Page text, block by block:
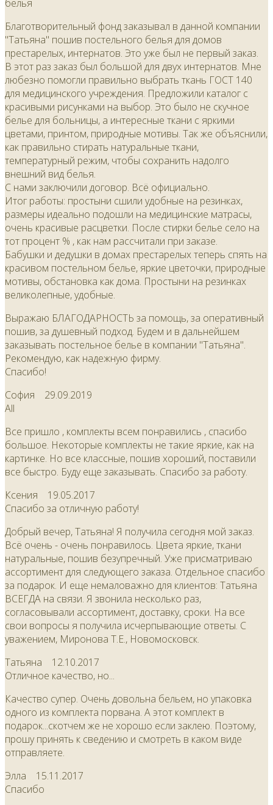
белья
Благотворительный фонд заказывал в данной компании
"Татьяна" пошив постельного белья для домов
престарелых, интернатов. Это уже был не первый заказ.
В этот раз заказ был большой для двух интернатов. Мне
любезно помогли правильно выбрать ткань ГОСТ 140
для медицинского учреждения. Предложили каталог с
красивыми рисунками на выбор. Это было не скучное
белье для больницы, а интересные ткани с яркими
цветами, принтом, природные мотивы. Так же объяснили,
как правильно стирать натуральные ткани,
температурный режим, чтобы сохранить надолго
внешний вид белья.
С нами заключили договор. Всё официально.
Итог работы: простыни сшили удобные на резинках,
размеры идеально подошли на медицинские матрасы,
очень красивые расцветки. После стирки белье село на
тот процент % , как нам рассчитали при заказе.
Бабушки и дедушки в домах престарелых теперь спять на
красивом постельном белье, яркие цветочки, природные
мотивы, обстановка как дома. Простыни на резинках
великолепные, удобные.
Выражаю БЛАГОДАРНОСТЬ за помощь, за оперативный
пошив, за душевный подход. Будем и в дальнейшем
заказывать постельное белье в компании "Татьяна".
Рекомендую, как надежную фирму.
Спасибо!
София 29.09.2019
All
Все пришло , комплекты всем понравились , спасибо
большое. Некоторые комплекты не такие яркие, как на
картинке. Но все классные, пошив хороший, поставили
все быстро. Буду еще заказывать. Спасибо за работу.
Ксения 19.05.2017
Спасибо за отличную работу!
Добрый вечер, Татьяна! Я получила сегодня мой заказ.
Всё очень - очень понравилось. Цвета яркие, ткани
натуральные, пошив безупречный. Уже присматриваю
ассортимент для следующего заказа. Отдельное спасибо
за подарок. И еще немаловажно для клиентов: Татьяна
ВСЕГДА на связи. Я звонила несколько раз,
согласовывали ассортимент, доставку, сроки. На все
свои вопросы я получила исчерпывающие ответы. С
уважением, Миронова Т.Е., Новомосковск.
Татьяна 12.10.2017
Отличное качество, но...
Качество супер. Очень довольна бельем, но упаковка
одного из комплекта порвана. А этот комплект в
подарок...скотчем же не хорошо если заклею. Поэтому,
прошу принять к сведению и смотреть в каком виде
отправляете.
Элла 15.11.2017
Спасибо